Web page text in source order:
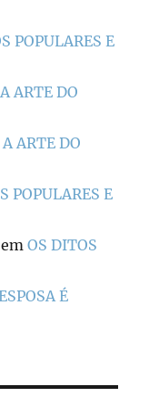
POPULARES E
ARTE DO
ARTE DO
POPULARES E
emOS DITOS
É